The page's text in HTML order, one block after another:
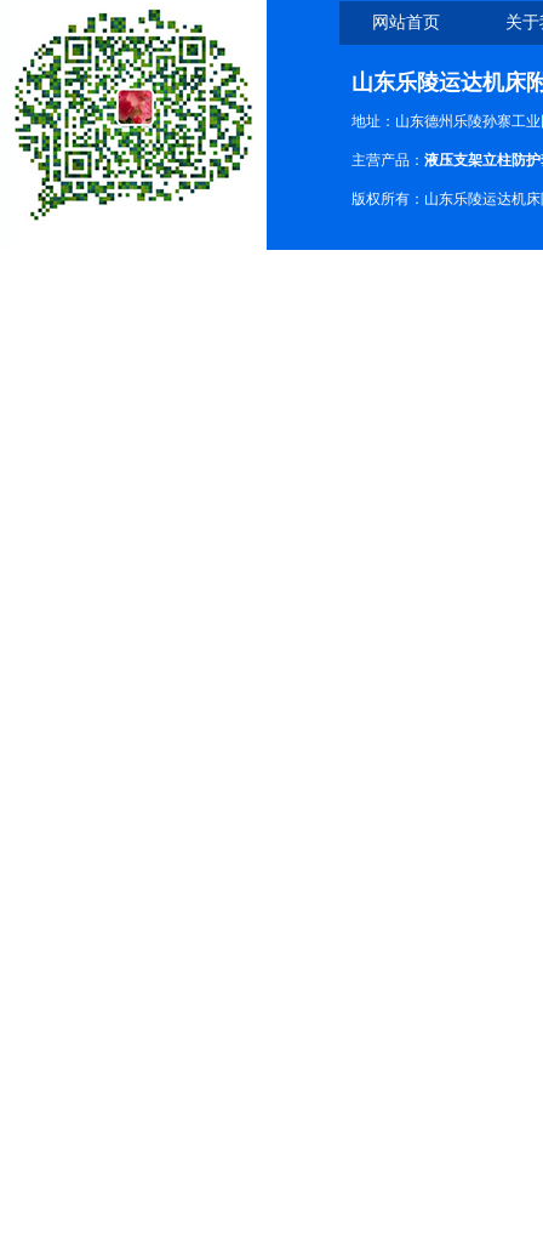
网站首页 关
山东乐陵运达机床
地址：山东德州乐陵孙寨工
主营产品： 液压支架立柱防
版权所有：山东乐陵运达机